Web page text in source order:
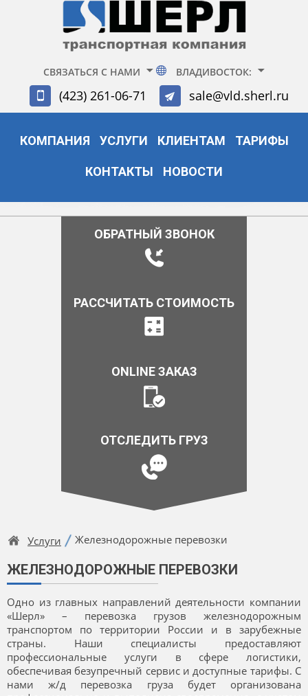
СВЯЗАТЬСЯ С НАМИ ВЛАДИВОСТОК:
(423) 261-06-71 sale@vld.sherl.ru
КОМПАНИЯ УСЛУГИ КЛИЕНТАМ ТАРИФЫ
КОНТАКТЫ НОВОСТИ
ОБРАТНЫЙ ЗВОНОК
РАССЧИТАТЬ СТОИМОСТЬ
ONLINE ЗАКАЗ
ОТСЛЕДИТЬ ГРУЗ
Услуги Железнодорожные перевозки
ЖЕЛЕЗНОДОРОЖНЫЕ ПЕРЕВОЗКИ
Одно из главных направлений деятельности компании
«Шерл» – перевозка грузов железнодорожным
транспортом по территории России и в зарубежные
страны. Наши специалисты предоставляют
профессиональные услуги в сфере логистики,
обеспечивая безупречный сервис и доступные тарифы. С
нами ж/д перевозка груза будет организована